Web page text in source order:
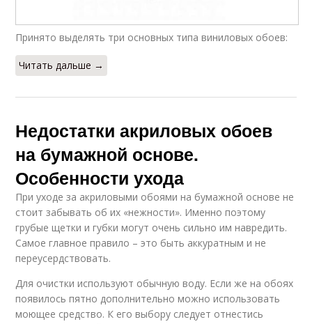
Принято выделять три основных типа виниловых обоев:
Читать дальше →
Недостатки акриловых обоев
на бумажной основе.
Особенности ухода
При уходе за акриловыми обоями на бумажной основе не
стоит забывать об их «нежности». Именно поэтому
грубые щетки и губки могут очень сильно им навредить.
Самое главное правило – это быть аккуратным и не
переусердствовать.
Для очистки используют обычную воду. Если же на обоях
появилось пятно дополнительно можно использовать
моющее средство. К его выбору следует отнестись